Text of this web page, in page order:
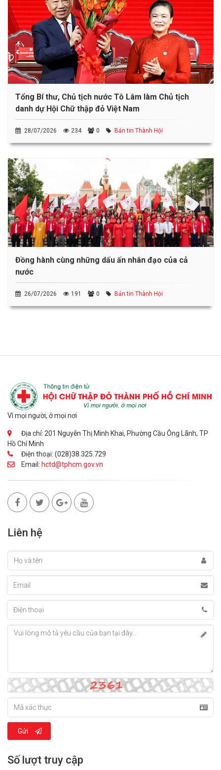
Tổng Bí thư, Chủ tịch nước Tô Lâm làm Chủ tịch
danh dự Hội Chữ thập đỏ Việt Nam
28/07/2026 234 0 Bản tin Thành Hội
Đồng hành cùng những dấu ấn nhân đạo của cả
nước
26/07/2026 191 0 Bản tin Thành Hội
Vì mọi người, ở mọi nơi
Địa chỉ: 201 Nguyễn Thị Minh Khai, Phường Cầu Ông Lãnh, TP
Hồ Chí Minh
Điện thoại: (028)38.325.729
Email: hctd@tphcm.gov.vn
Liên hệ
Gửi
Số lượt truy cập